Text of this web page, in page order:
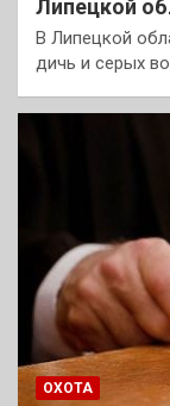
Липецкой
В Липецкой
дичь и серых
ОХОТА